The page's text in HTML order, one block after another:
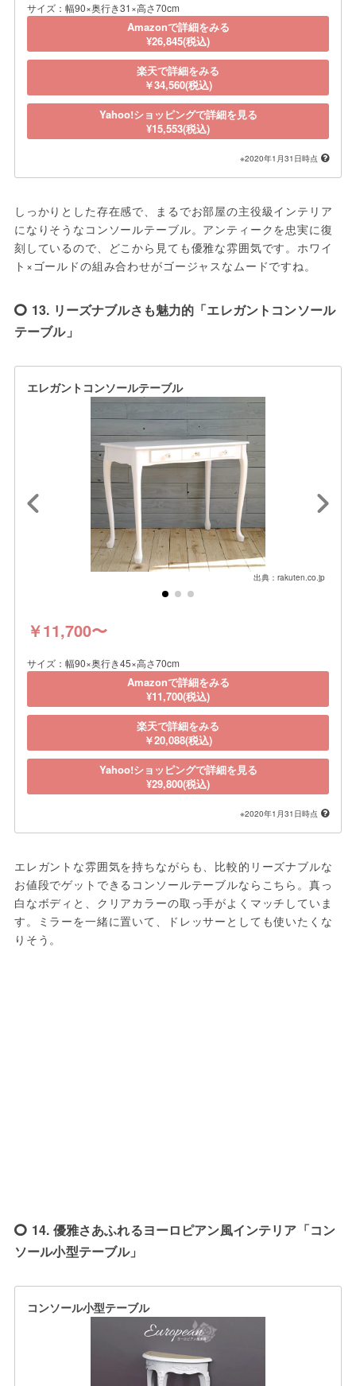
サイズ：幅90×奥行き31×高さ70cm
Amazonで詳細をみる
¥26,845(税込)
楽天で詳細をみる
￥34,560(税込)
Yahoo!ショッピングで詳細を見る
¥15,553(税込)
※2020年1月31日時点
しっかりとした存在感で、まるでお部屋の主役級インテリア
になりそうなコンソールテーブル。アンティークを忠実に復
刻しているので、どこから見ても優雅な雰囲気です。ホワイ
ト×ゴールドの組み合わせがゴージャスなムードですね。
13. リーズナブルさも魅力的「エレガントコンソール
テーブル」
エレガントコンソールテーブル
出典：rakuten.co.jp
￥11,700〜
サイズ：幅90×奥行き45×高さ70cm
Amazonで詳細をみる
¥11,700(税込)
楽天で詳細をみる
￥20,088(税込)
Yahoo!ショッピングで詳細を見る
¥29,800(税込)
※2020年1月31日時点
エレガントな雰囲気を持ちながらも、比較的リーズナブルな
お値段でゲットできるコンソールテーブルならこちら。真っ
白なボディと、クリアカラーの取っ手がよくマッチしていま
す。ミラーを一緒に置いて、ドレッサーとしても使いたくな
りそう。
14. 優雅さあふれるヨーロピアン風インテリア「コン
ソール小型テーブル」
コンソール小型テーブル